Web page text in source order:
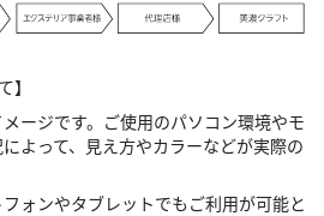
】
ージです。ご使用のパソコン環境やモ
よって、見え方やカラーなどが実際の
ォンやタブレットでもご利用が可能と